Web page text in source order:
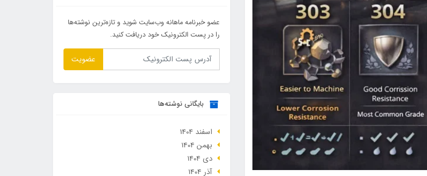
عضو خبرنامه ماهانه وب‌سایت شوید و تازه‌ترین نوشته‌ها
را در پست الکترونیک خود دریافت کنید.
عضویت
بایگانی نوشته‌ها
اسفند 1404
بهمن 1404
دی 1404
آذر 1404